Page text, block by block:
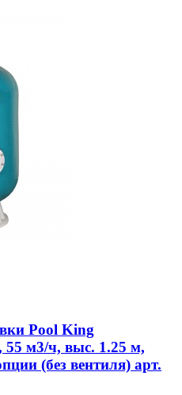
Pool King
м3/ч, выс. 1.25 м,
(без вентиля) арт.